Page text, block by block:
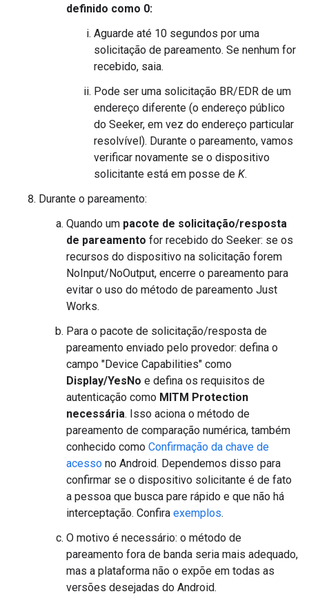
definido como 0:
Aguarde até 10 segundos por uma
solicitação de pareamento. Se nenhum for
recebido, saia.
Pode ser uma solicitação BR/EDR de um
endereço diferente (o endereço público
do Seeker, em vez do endereço particular
resolvível). Durante o pareamento, vamos
verificar novamente se o dispositivo
solicitante está em posse de K.
Durante o pareamento:
Quando um pacote de solicitação/resposta
de pareamento for recebido do Seeker: se os
recursos do dispositivo na solicitação forem
NoInput/NoOutput, encerre o pareamento para
evitar o uso do método de pareamento Just
Works.
Para o pacote de solicitação/resposta de
pareamento enviado pelo provedor: defina o
campo "Device Capabilities" como
Display/YesNo e defina os requisitos de
autenticação como MITM Protection
necessária. Isso aciona o método de
pareamento de comparação numérica, também
conhecido como Confirmação da chave de
acesso no Android. Dependemos disso para
confirmar se o dispositivo solicitante é de fato
a pessoa que busca pare rápido e que não há
interceptação. Confira exemplos.
O motivo é necessário: o método de
pareamento fora de banda seria mais adequado,
mas a plataforma não o expõe em todas as
versões desejadas do Android.